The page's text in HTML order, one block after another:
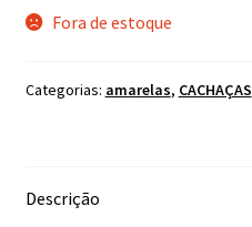
Fora de estoque
Categorias: amarelas, CACHAÇAS
Descrição